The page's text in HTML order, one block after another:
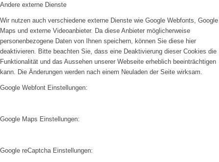
Andere externe Dienste
Wir nutzen auch verschiedene externe Dienste wie Google Webfonts, Google
Maps und externe Videoanbieter. Da diese Anbieter möglicherweise
personenbezogene Daten von Ihnen speichern, können Sie diese hier
deaktivieren. Bitte beachten Sie, dass eine Deaktivierung dieser Cookies die
Funktionalität und das Aussehen unserer Webseite erheblich beeinträchtigen
kann. Die Änderungen werden nach einem Neuladen der Seite wirksam.
Google Webfont Einstellungen:
Google Maps Einstellungen:
Google reCaptcha Einstellungen: